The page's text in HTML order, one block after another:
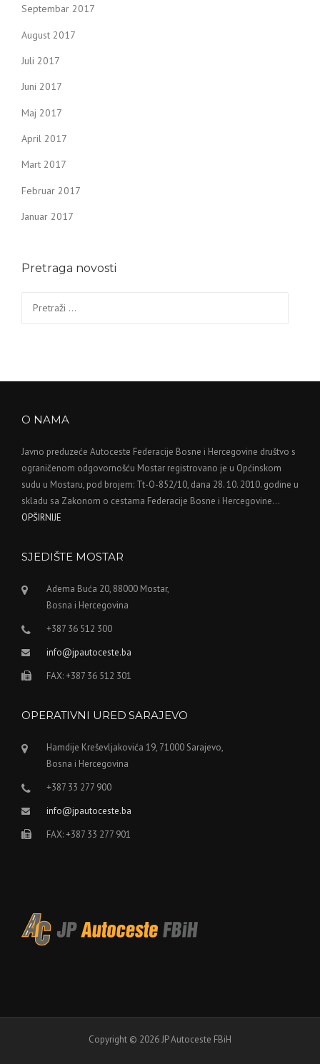
Septembar 2017
August 2017
Juli 2017
Juni 2017
Maj 2017
April 2017
Mart 2017
Februar 2017
Januar 2017
Pretraga novosti
O NAMA
Javno preduzeće Autoceste Federacije Bosne i Hercegovine društvo s
ograničenom odgovornošću Mostar registrovano je u Općinskom
sudu u Mostaru, pod brojem: Tt-O-852/10, dana 28. 10. 2010. godine u
skladu sa Zakonom o cestama Federacije Bosne i Hercegovine…
OPŠIRNIJE
SJEDIŠTE MOSTAR
Adema Buća 20, 88000 Mostar,
Bosna i Hercegovina
+387 36 512 300
info@jpautoceste.ba
FAX: +387 36 512 301
OPERATIVNI URED SARAJEVO
Hamdije Kreševljakovića 19, 71000 Sarajevo,
Bosna i Hercegovina
+387 33 277 900
info@jpautoceste.ba
FAX: +387 33 277 901
Copyright © 2026 JP Autoceste FBiH